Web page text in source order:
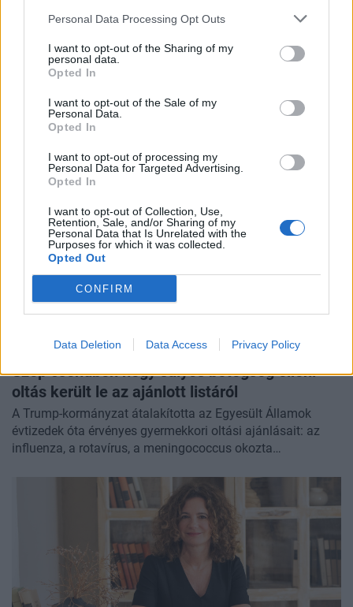
Personal Data Processing Opt Outs
I want to opt-out of the Sharing of my
personal data.
Opted In
I want to opt-out of the Sale of my
Personal Data.
Opted In
I want to opt-out of processing my
Personal Data for Targeted Advertising.
Opted In
I want to opt-out of Collection, Use,
Retention, Sale, and/or Sharing of my
Personal Data that Is Unrelated with the
Purposes for which it was collected.
Opted Out
CONFIRM
Data Deletion Data Access Privacy Policy
Komoly változások jönnek az
egészségügyben: Hegedűs Zsolt bejelentette
az első reformot
Párt egészségügyi miniszterjelöltje bejelentette, hogy
hamarosan változások várhatóak az egészségügyi
2026. január 22. 07:31 | Portfolio
Szép csendben négy súlyos betegség elleni
oltás került le az ajánlott listáról
A Trump-kormányzat átalakította az Egyesült Államok
évtizedek óta érvényes gyermekkori oltási ajánlásait: az
influenza, a rotavírus, a meningococcus okozta
nem szerepelnek az általánosan javasolt oltások között, a
döntést pedig a szülőkre és kezelőorvosaikra bízzák.